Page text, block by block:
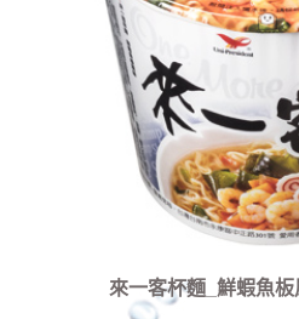
來一客杯麵_鮮蝦魚